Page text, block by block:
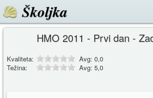
Školjka
HMO 2011 - Prvi dan -
Kvaliteta: Avg: 0,0
Težina:
Avg: 5,0